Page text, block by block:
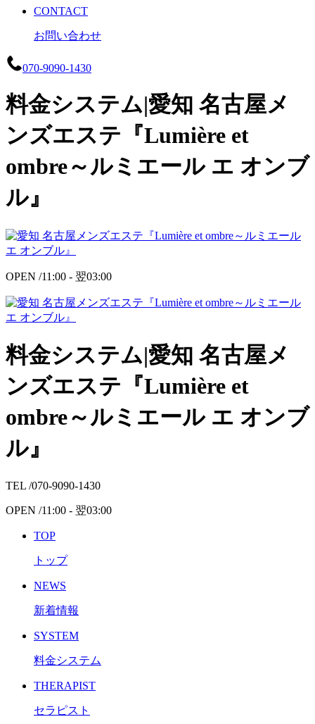
CONTACT
お問い合わせ
070-9090-1430
料金システム|愛知 名古屋メ
ンズエステ『Lumière et
ombre～ルミエール エ オンブ
ル』
OPEN /11:00 - 翌03:00
料金システム|愛知 名古屋メ
ンズエステ『Lumière et
ombre～ルミエール エ オンブ
ル』
TEL /070-9090-1430
OPEN /11:00 - 翌03:00
TOP
トップ
NEWS
新着情報
SYSTEM
料金システム
THERAPIST
セラピスト